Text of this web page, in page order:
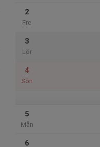
2
Fre
3
Lör
4
Sön
5
Mån
6